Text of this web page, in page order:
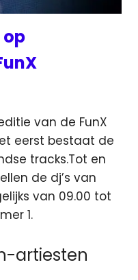
op
van de FunX
eerst bestaat de
tracks.Tot en
de dj’s van
van 09.00 tot
1.
artiesten